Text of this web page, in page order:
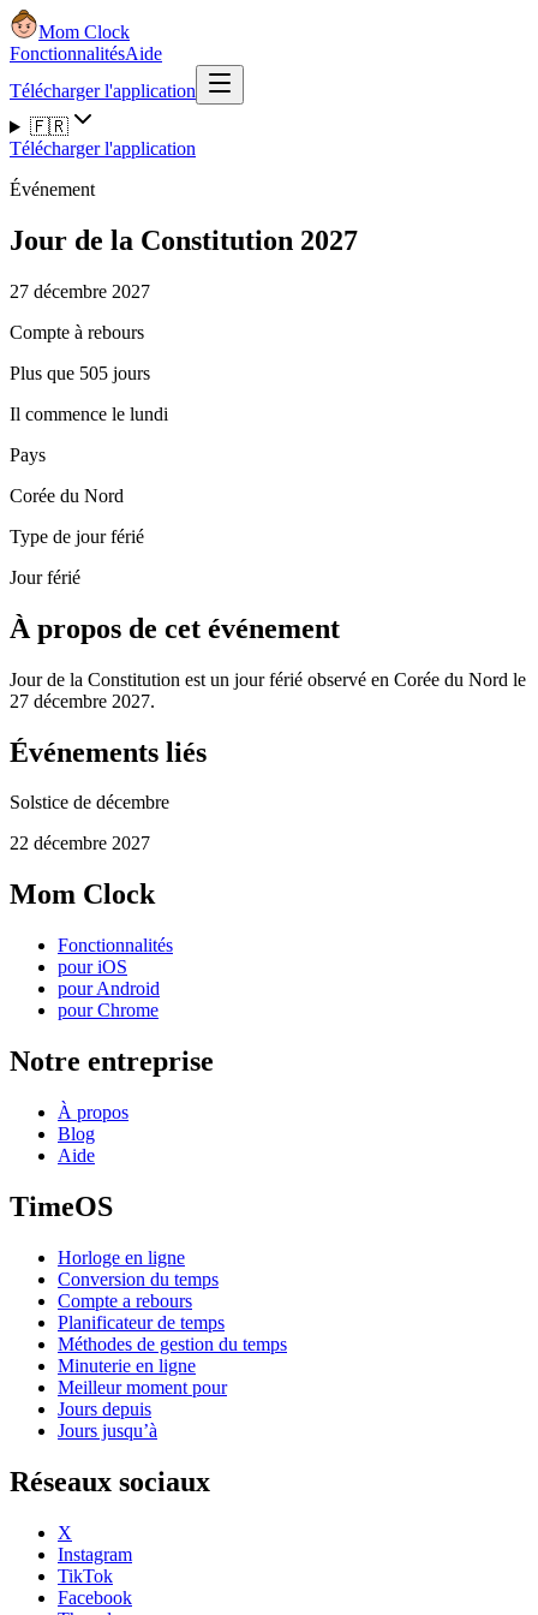
Mom Clock
FonctionnalitésAide
Télécharger l'application
🇫🇷
Télécharger l'application
Événement
Jour de la Constitution 2027
27 décembre 2027
Compte à rebours
Plus que 505 jours
Il commence le lundi
Pays
Corée du Nord
Type de jour férié
Jour férié
À propos de cet événement
Jour de la Constitution est un jour férié observé en Corée du Nord le
27 décembre 2027.
Événements liés
Solstice de décembre
22 décembre 2027
Mom Clock
Fonctionnalités
pour iOS
pour Android
pour Chrome
Notre entreprise
À propos
Blog
Aide
TimeOS
Horloge en ligne
Conversion du temps
Compte a rebours
Planificateur de temps
Méthodes de gestion du temps
Minuterie en ligne
Meilleur moment pour
Jours depuis
Jours jusqu’à
Réseaux sociaux
X
Instagram
TikTok
Facebook